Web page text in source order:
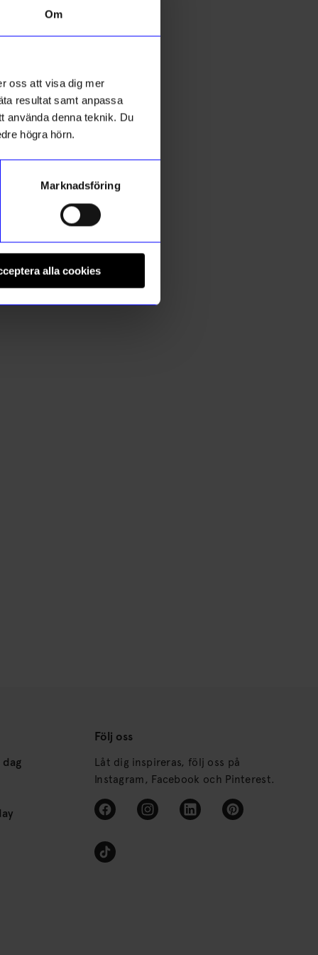
Om
oss att visa dig mer
resultat samt anpassa
använda denna teknik. Du
högra hörn.
Marknadsföring
alla cookiesVäggavel 50x30 1-p svart
Följ oss
Låt dig inspireras, följ oss på
Instagram, Facebook och Pinterest.